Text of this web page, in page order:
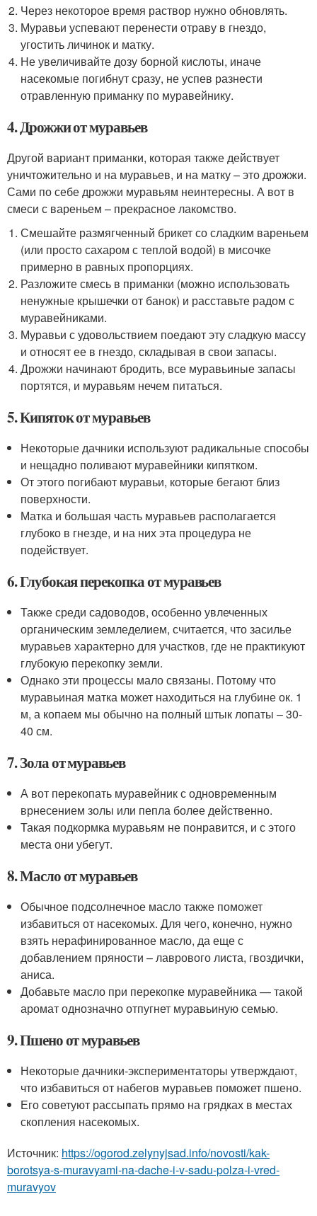
Через некоторое время раствор нужно обновлять.
Муравьи успевают перенести отраву в гнездо,
угостить личинок и матку.
Не увеличивайте дозу борной кислоты, иначе
насекомые погибнут сразу, не успев разнести
отравленную приманку по муравейнику.
4. Дрожжи от муравьев
Другой вариант приманки, которая также действует
уничтожительно и на муравьев, и на матку – это дрожжи.
Сами по себе дрожжи муравьям неинтересны. А вот в
смеси с вареньем – прекрасное лакомство.
Смешайте размягченный брикет со сладким вареньем
(или просто сахаром с теплой водой) в мисочке
примерно в равных пропорциях.
Разложите смесь в приманки (можно использовать
ненужные крышечки от банок) и расставьте радом с
муравейниками.
Муравьи с удовольствием поедают эту сладкую массу
и относят ее в гнездо, складывая в свои запасы.
Дрожжи начинают бродить, все муравьиные запасы
портятся, и муравьям нечем питаться.
5. Кипяток от муравьев
Некоторые дачники используют радикальные способы
и нещадно поливают муравейники кипятком.
От этого погибают муравьи, которые бегают близ
поверхности.
Матка и большая часть муравьев располагается
глубоко в гнезде, и на них эта процедура не
подействует.
6. Глубокая перекопка от муравьев
Также среди садоводов, особенно увлеченных
органическим земледелием, считается, что засилье
муравьев характерно для участков, где не практикуют
глубокую перекопку земли.
Однако эти процессы мало связаны. Потому что
муравьиная матка может находиться на глубине ок. 1
м, а копаем мы обычно на полный штык лопаты – 30-
40 см.
7. Зола от муравьев
А вот перекопать муравейник с одновременным
врнесением золы или пепла более действенно.
Такая подкормка муравьям не понравится, и с этого
места они убегут.
8. Масло от муравьев
Обычное подсолнечное масло также поможет
избавиться от насекомых. Для чего, конечно, нужно
взять нерафинированное масло, да еще с
добавлением пряности – лаврового листа, гвоздички,
аниса.
Добавьте масло при перекопке муравейника — такой
аромат однозначно отпугнет муравьиную семью.
9. Пшено от муравьев
Некоторые дачники-экспериментаторы утверждают,
что избавиться от набегов муравьев поможет пшено.
Его советуют рассыпать прямо на грядках в местах
скопления насекомых.
Источник: https://ogorod.zelynyjsad.info/novosti/kak-
borotsya-s-muravyami-na-dache-i-v-sadu-polza-i-vred-
muravyov